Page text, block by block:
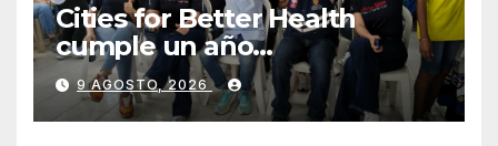
Cities for Better Health
cumple un año
transformando la salud en
Cali y lo celebra con una
jornada de voluntariado y
9 AGOSTO, 2026